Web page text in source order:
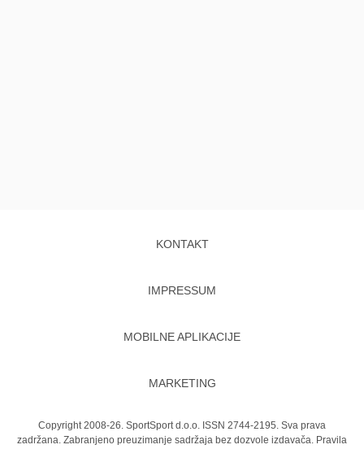
KONTAKT
IMPRESSUM
MOBILNE APLIKACIJE
MARKETING
Copyright 2008-26. SportSport d.o.o. ISSN 2744-2195. Sva prava
zadržana. Zabranjeno preuzimanje sadržaja bez dozvole izdavača. Pravila